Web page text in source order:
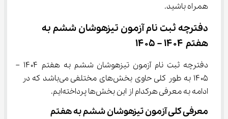
همراه باشید.
دفترچه ثبت نام آزمون تیزهوشان ششم به
هفتم ۱۴۰۴ – ۱۴۰۵
دفترچه ثبت نام آزمون تیزهوشان ششم به هفتم ۱۴۰۴ –
۱۴۰۵ به طور کلی حاوی بخش‌های مختلفی می‌باشد که در
ادامه به معرفی هرکدام از این بخش‌ها پرداخته‌ایم.
معرفی کلی آزمون تیزهوشان ششم به هفتم